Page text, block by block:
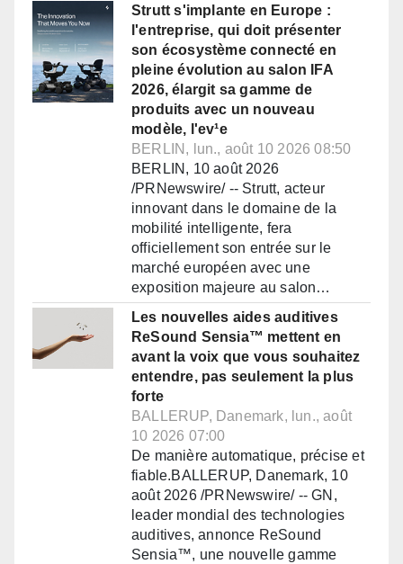
Strutt s'implante en Europe :
l'entreprise, qui doit présenter
son écosystème connecté en
pleine évolution au salon IFA
2026, élargit sa gamme de
produits avec un nouveau
modèle, l'ev¹e
BERLIN, lun., août 10 2026 08:50
BERLIN, 10 août 2026
/PRNewswire/ -- Strutt, acteur
innovant dans le domaine de la
mobilité intelligente, fera
officiellement son entrée sur le
marché européen avec une
exposition majeure au salon…
Les nouvelles aides auditives
ReSound Sensia™ mettent en
avant la voix que vous souhaitez
entendre, pas seulement la plus
forte
BALLERUP, Danemark, lun., août
10 2026 07:00
De manière automatique, précise et
fiable.BALLERUP, Danemark, 10
août 2026 /PRNewswire/ -- GN,
leader mondial des technologies
auditives, annonce ReSound
Sensia™, une nouvelle gamme